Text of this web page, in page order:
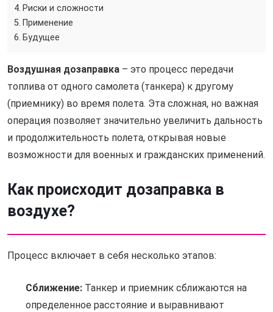
Риски и сложности
Применение
Будущее
Воздушная дозаправка – это процесс передачи
топлива от одного самолета (танкера) к другому
(приемнику) во время полета. Эта сложная, но важная
операция позволяет значительно увеличить дальность
и продолжительность полета, открывая новые
возможности для военных и гражданских применений.
Как происходит дозаправка в
воздухе?
Процесс включает в себя несколько этапов:
Сближение: Танкер и приемник сближаются на
определенное расстояние и выравнивают